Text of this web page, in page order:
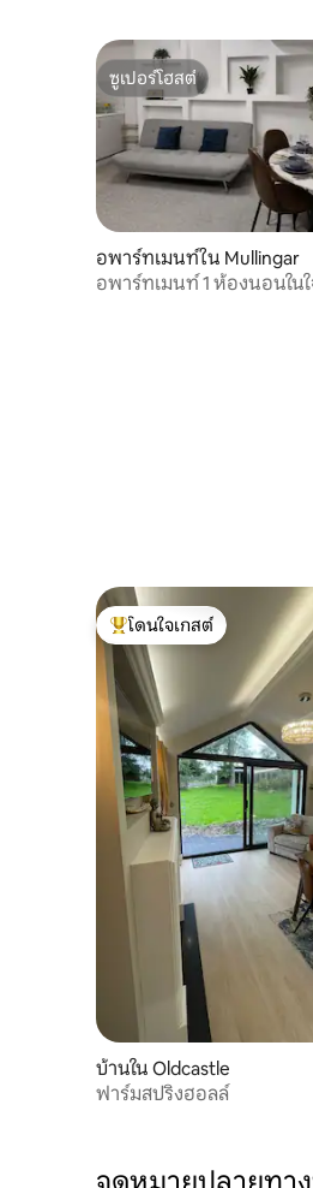
ซูเปอร์โฮสต์
ซูเปอร์โฮสต์
อพาร์ทเมนท์ใน Mullingar
อพาร์ทเมนท์ 1 ห้องนอนใน
โดนใจเกสต์ที่สุด
โดนใจเกสต์
บ้านใน Oldcastle
ฟาร์มสปริงฮอลล์